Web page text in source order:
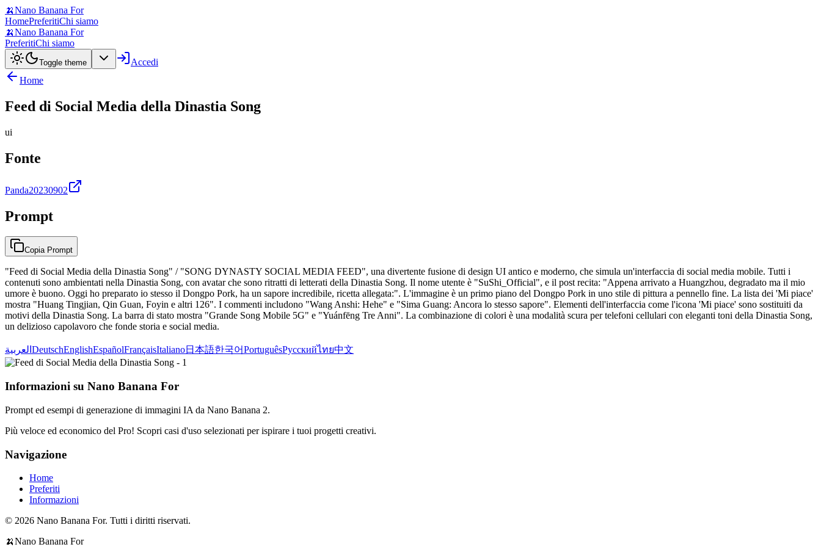
🍌Nano Banana For
HomePreferitiChi siamo
🍌Nano Banana For
PreferitiChi siamo
Toggle theme
Accedi
Home
Feed di Social Media della Dinastia Song
ui
Fonte
Panda20230902
Prompt
Copia Prompt
"Feed di Social Media della Dinastia Song" / "SONG DYNASTY SOCIAL MEDIA FEED", una divertente fusione di design UI antico e moderno, che simula un'interfaccia di social media mobile. Tutti i
contenuti sono ambientati nella Dinastia Song, con avatar che sono ritratti di letterati della Dinastia Song. Il nome utente è "SuShi_Official", e il post recita: "Appena arrivato a Huangzhou, degradato ma il mio
umore è buono. Oggi ho preparato io stesso il Dongpo Pork, ha un sapore incredibile, ricetta allegata:". L'immagine è un primo piano del Dongpo Pork in uno stile di pittura a pennello fine. La lista dei 'Mi piace'
mostra "Huang Tingjian, Qin Guan, Foyin e altri 126". I commenti includono "Wang Anshi: Hehe" e "Sima Guang: Ancora lo stesso sapore". Elementi dell'interfaccia come l'icona 'Mi piace' sono sostituiti da
motivi della Dinastia Song. La barra di stato mostra "Grande Song Mobile 5G" e "Yuánfēng Tre Anni". La combinazione di colori è una modalità scura per telefoni cellulari con eleganti toni della Dinastia Song,
un delizioso capolavoro che fonde storia e social media.
العربية DeutschEnglishEspañolFrançaisItaliano日本語한국어PortuguêsРусскийไทย中文
Informazioni su Nano Banana For
Prompt ed esempi di generazione di immagini IA da Nano Banana 2.
Più veloce ed economico del Pro! Scopri casi d'uso selezionati per ispirare i tuoi progetti creativi.
Navigazione
Home
Preferiti
Informazioni
© 2026 Nano Banana For. Tutti i diritti riservati.
🍌Nano Banana For